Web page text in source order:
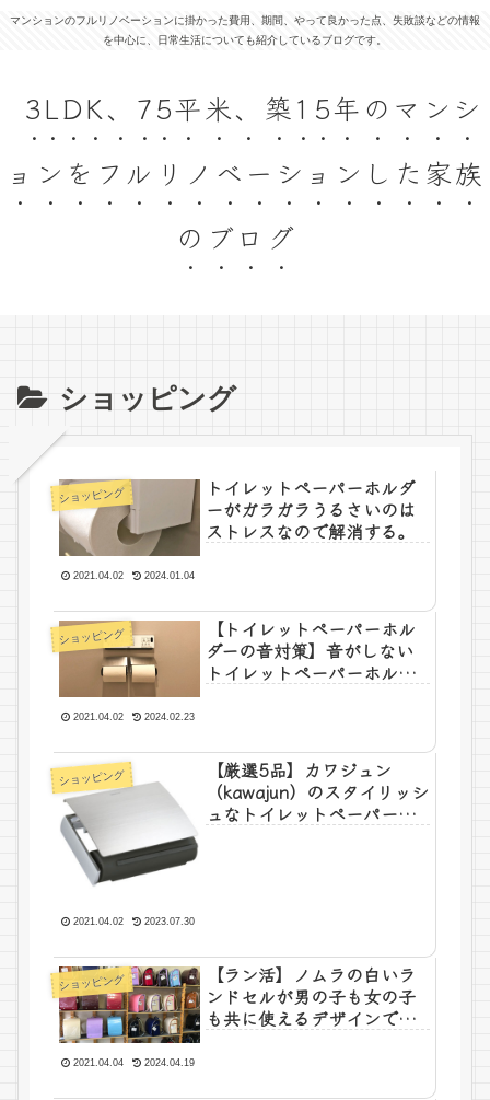
マンションのフルリノベーションに掛かった費用、期間、やって良かった点、失敗談などの情報
を中心に、日常生活についても紹介しているブログです。
3LDK、75平米、築15年のマンシ
ョンをフルリノベーションした家族
のブログ
ショッピング
ショッピング
トイレットペーパーホルダ
ーがガラガラうるさいのは
ストレスなので解消する。
2021.04.02 2024.01.04
ショッピング
【トイレットペーパーホル
ダーの音対策】音がしない
トイレットペーパーホルダ
2021.04.02 2024.02.23
ショッピング
【厳選5品】カワジュン
（kawajun）のスタイリッシ
ュなトイレットペーパーホ
2021.04.02 2023.07.30
ショッピング
【ラン活】ノムラの白いラ
ンドセルが男の子も女の子
も共に使えるデザインで可
2021.04.04 2024.04.19